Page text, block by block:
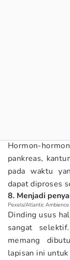
Hormon-
pankreas,
pada waktu
dapat diproses
8. Menjadi
Pexels/Atlantic Ambience
Dinding usus
sangat
memang
lapisan ini